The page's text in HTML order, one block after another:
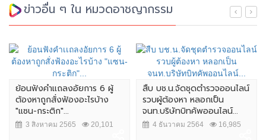
ข่าวอื่น ๆ ใน หมวดอาชญากรรม
สืบ บช.น.จัดชุดตำรวจออนไลน์
รวบผู้ต้องหา หลอกเป็น
จนท.บริษัทบิทคัพออนไลน์...
4 ธันวาคม 2564 16,985
ผบ.ตร. เผย แจ้ง 2 ข้อหาคนฆ่า
หญิงชาวสวิส เตรียมยกระดับ
การรักษาความปลอดภัยใน...
7 สิงหาคม 2564 19,188